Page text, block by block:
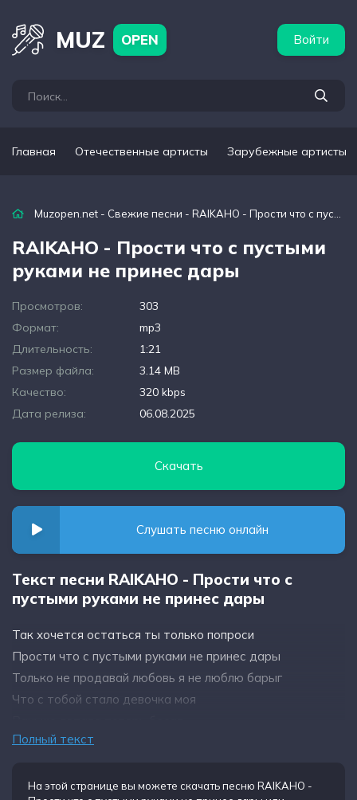
MUZ OPEN Войти
Главная Отечественные артисты Зарубежные артисты
Muzopen.net - Свежие песни - RAIKAHO - Прости что с пустыми руками не принес дары
RAIKAHO - Прости что с пустыми
руками не принес дары
Просмотров:
303
Формат:
mp3
Длительность:
1:21
Размер файла:
3.14 MB
Качество:
320 kbps
Дата релиза:
06.08.2025
Скачать
Слушать песню онлайн
Текст песни RAIKAHO - Прости что с
пустыми руками не принес дары
Так хочется остаться ты только попроси
Прости что с пустыми руками не принес дары
Только не продавай любовь я не люблю барыг
Что с тобой стало девочка моя
Мы скоротаем ночи как раньше встретит заря
Полный текст
На этой странице вы можете скачать песню RAIKAHO -
артисты Популярные подборки